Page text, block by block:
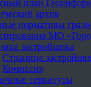
план
архив
нормативы
МО
застройщика
Страница
Комиссия
сервитуты